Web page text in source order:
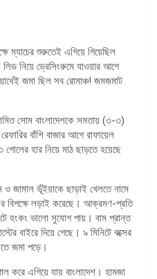
ম্যাচের শুরুতেই এগিয়ে গিয়েছিল
লিড নিয়ে ড্রেসিংরুমে যাওয়ার আগে
জমা ছিল সব রোমাঞ্চ! জমজমাট
সোম বাংলাদেশকে সমতায় (৩-৩)
বাঁশি বাজার আগে রাফায়েল
গোলের হার নিয়ে মাঠ ছাড়তে হয়েছে
ও জামাল ভূঁইয়াকে ছাড়াই খেলতে নামে
বিপক্ষে লড়াই করেছে। আক্রমণ-প্রতি
হংকং ভালো সুযোগ পায়। বাম প্রান্ত
বাইরে দিয়ে গেছে। ৯ মিনিটে বক্সের
জমা পড়ে।
করে এগিয়ে যায় বাংলাদেশ। হামজা